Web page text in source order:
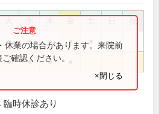
祝
● ● ● ●
● ● ●
休業の場合があります。来院前
確認ください。
×閉じる
臨時休診あり